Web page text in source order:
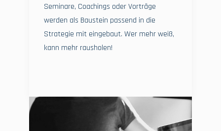
Seminare, Coachings oder Vorträge
werden als Baustein passend in die
Strategie mit eingebaut. Wer mehr weiß,
kann mehr rausholen!